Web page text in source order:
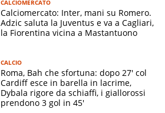
CALCIOMERCATO
Calciomercato: Inter, mani su Romero.
Adzic saluta la Juventus e va a Cagliari,
la Fiorentina vicina a Mastantuono
CALCIO
Roma, Bah che sfortuna: dopo 27' col
Cardiff esce in barella in lacrime,
Dybala rigore da schiaffi, i giallorossi
prendono 3 gol in 45'